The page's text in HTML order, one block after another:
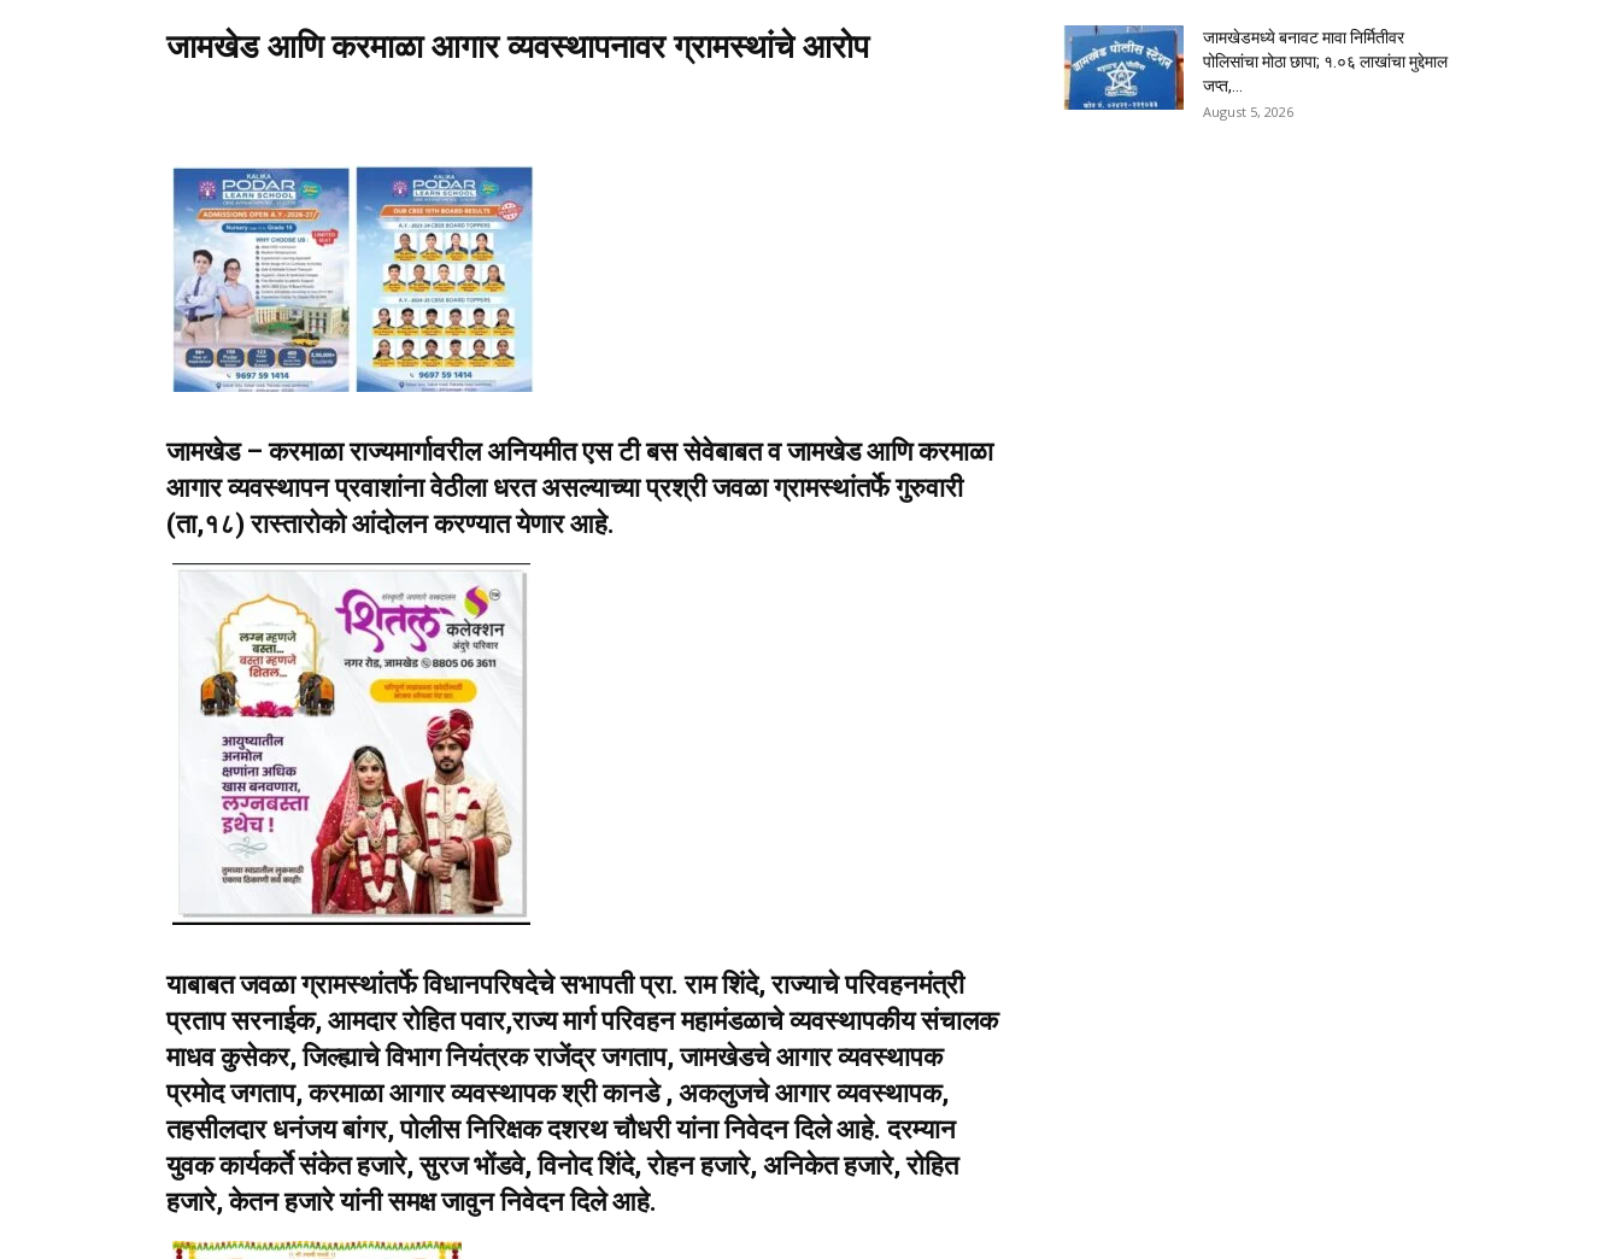
जामखेड आणि करमाळा आगार व्यवस्थापनावर ग्रामस्थांचे आरोप
जामखेड – करमाळा राज्यमार्गावरील अनियमीत एस टी बस सेवेबाबत व जामखेड आणि करमाळा
आगार व्यवस्थापन प्रवाशांना वेठीला धरत असल्याच्या प्रश्री जवळा ग्रामस्थांतर्फे गुरुवारी
(ता,१८) रास्तारोको आंदोलन करण्यात येणार आहे.
याबाबत जवळा ग्रामस्थांतर्फे विधानपरिषदेचे सभापती प्रा. राम शिंदे, राज्याचे परिवहनमंत्री
प्रताप सरनाईक, आमदार रोहित पवार,राज्य मार्ग परिवहन महामंडळाचे व्यवस्थापकीय संचालक
माधव कुसेकर, जिल्ह्याचे विभाग नियंत्रक राजेंद्र जगताप, जामखेडचे आगार व्यवस्थापक
प्रमोद जगताप, करमाळा आगार व्यवस्थापक श्री कानडे , अकलुजचे आगार व्यवस्थापक,
तहसीलदार धनंजय बांगर, पोलीस निरिक्षक दशरथ चौधरी यांना निवेदन दिले आहे. दरम्यान
युवक कार्यकर्ते संकेत हजारे, सुरज भोंडवे, विनोद शिंदे, रोहन हजारे, अनिकेत हजारे, रोहित
हजारे, केतन हजारे यांनी समक्ष जावुन निवेदन दिले आहे.
जामखेडमध्ये बनावट मावा निर्मितीवर
पोलिसांचा मोठा छापा; १.०६ लाखांचा मुद्देमाल
जप्त,...
August 5, 2026